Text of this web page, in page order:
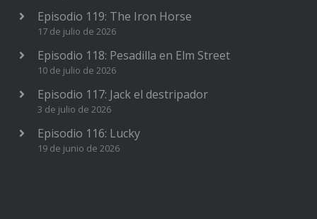
Episodio 119: The Iron Horse
17 de julio de 2026
Episodio 118: Pesadilla en Elm Street
10 de julio de 2026
Episodio 117: Jack el destripador
3 de julio de 2026
Episodio 116: Lucky
19 de junio de 2026